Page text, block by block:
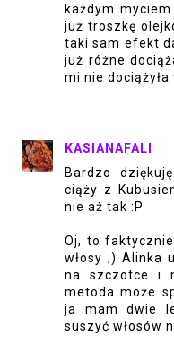
każdym
już troszkę
taki sam efekt
już różne
mi nie dociążyła
KASIANAFALI
Bardzo
ciąży z
nie aż tak :P
Oj, to
włosy ;) Alinka
na szczotce i
metoda może
ja mam dwie
suszyć włosów